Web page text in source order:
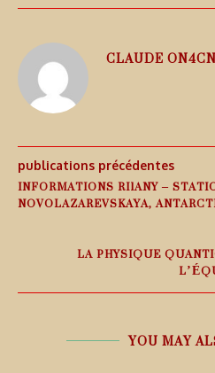
CLAUDE ON4CN
publications précédentes
INFORMATIONS RI1ANY –
NOVOLAZAREVSKAYA,
LA PHYSIQUE
YOU MAY